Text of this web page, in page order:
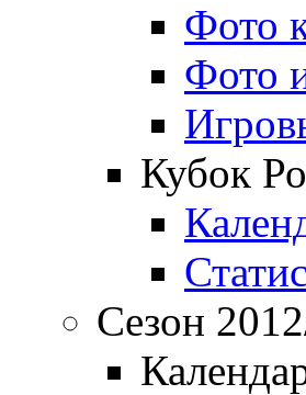
Фото
Фото
Кубок
Сезон